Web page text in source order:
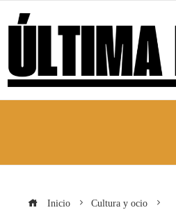
Inicio
Cultura y ocio